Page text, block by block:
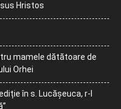
Hristos
mamele dătătoare de
Orhei
în s. Lucășeuca, r-l